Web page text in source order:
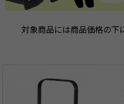
対象商品には商品価格の下